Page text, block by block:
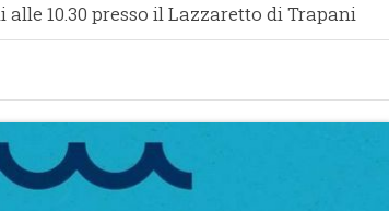
10.30 presso il Lazzaretto di Trapani